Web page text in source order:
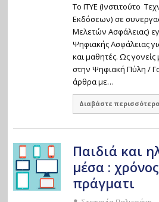
Το ΙΤΥΕ (Ινστιτούτο
Εκδόσεων) σε
Μελετών Ασφάλειας)
Ψηφιακής Ασφάλειας
και μαθητές. Ως
στην Ψηφιακή Πύλη /
άρθρα με…
Διαβάστε
Παιδιά και
μέσα :
πράγματι